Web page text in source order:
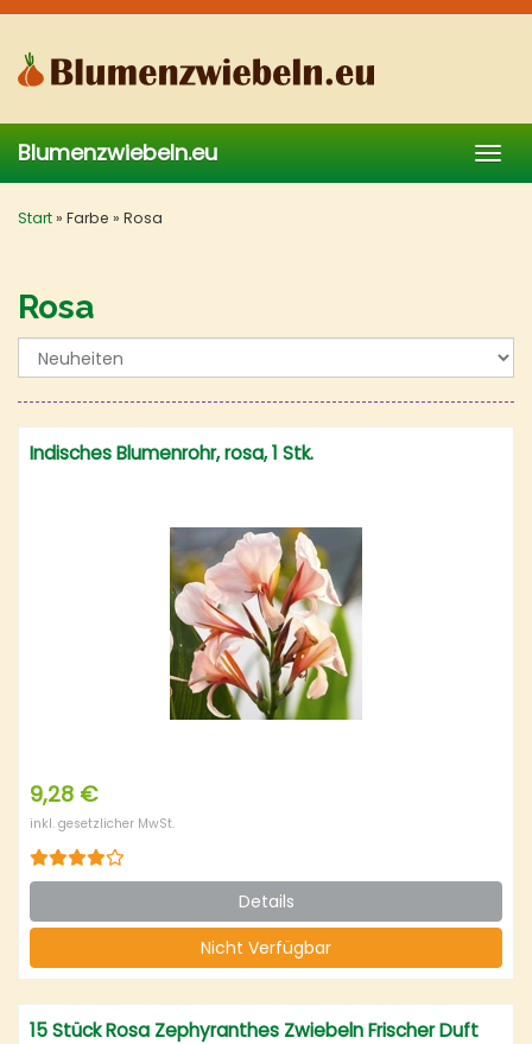
Skip
main
content
Blumenzwiebeln.eu
Start» Farbe » Rosa
Rosa
Indisches Blumenrohr, rosa, 1 Stk.
9,28 €
inkl. gesetzlicher MwSt.
Details
Nicht Verfügbar
15 Stück Rosa Zephyranthes Zwiebeln Frischer Duft